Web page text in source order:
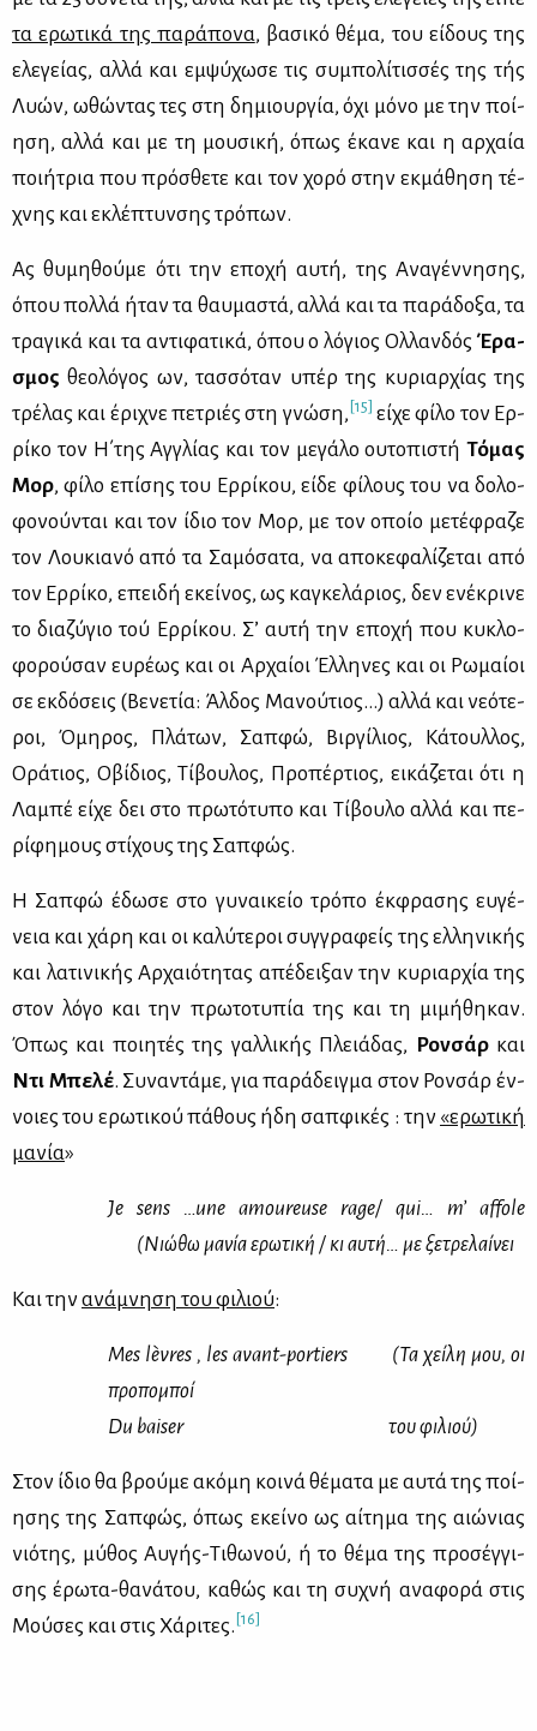
τα ερω­τι­κά της πα­ρά­πο­να, βα­σι­κό θέ­μα, του εί­δους της
ελε­γεί­ας, αλ­λά και εμ­ψύ­χω­σε τις συ­μπο­λί­τισ­σές της τής
Λυών, ωθώ­ντας τες στη δη­μιουρ­γία, όχι μό­νο με την ποί­
η­ση, αλ­λά και με τη μου­σι­κή, όπως έκα­νε και η αρ­χαία
ποι­ή­τρια που πρό­σθε­τε και τον χο­ρό στην εκ­μά­θη­ση τέ­
χνης και εκλέ­πτυν­σης τρό­πων.
Ας θυ­μη­θού­με ότι την επο­χή αυ­τή, της Ανα­γέν­νη­σης,
όπου πολ­λά ήταν τα θαυ­μα­στά, αλ­λά και τα πα­ρά­δο­ξα, τα
τρα­γι­κά και τα αντι­φα­τι­κά, όπου ο λό­γιος Ολ­λαν­δός Έρα­
σμος θε­ο­λό­γος ων, τασ­σό­ταν υπέρ της κυ­ριαρ­χί­ας της
τρέ­λας και έρι­χνε πε­τριές στη γνώ­ση, [15] εί­χε φί­λο τον Ερ­
ρί­κο τον Η΄της Αγ­γλί­ας και τον με­γά­λο ου­το­πι­στή Τό­μας
Μορ, φί­λο επί­σης του Ερ­ρί­κου, εί­δε φί­λους του να δο­λο­
φο­νού­νται και τον ίδιο τον Μορ, με τον οποίο με­τέ­φρα­ζε
τον Λου­κια­νό από τα Σα­μό­σα­τα, να απο­κε­φα­λί­ζε­ται από
τον Ερ­ρί­κο, επει­δή εκεί­νος, ως κα­γκε­λά­ριος, δεν ενέ­κρι­νε
το δια­ζύ­γιο τού Ερ­ρί­κου. Σ’ αυ­τή την επο­χή που κυ­κλο­
φο­ρού­σαν ευ­ρέ­ως και οι Αρ­χαί­οι Έλ­λη­νες και οι Ρω­μαί­οι
σε εκ­δό­σεις (Βε­νε­τία: Άλ­δος Μα­νού­τιος…) αλ­λά και νε­ό­τε­
ροι, Όμη­ρος, Πλά­των, Σαπ­φώ, Βιρ­γί­λιος, Κά­τουλ­λος,
Ορά­τιος, Οβί­διος, Τί­βου­λος, Προ­πέρ­τιος, ει­κά­ζε­ται ότι η
Λα­μπέ εί­χε δει στο πρω­τό­τυ­πο και Τί­βου­λο αλ­λά και πε­
ρί­φη­μους στί­χους της Σαπ­φώς.
Η Σαπ­φώ έδω­σε στο γυ­ναι­κείο τρό­πο έκ­φρα­σης ευ­γέ­
νεια και χά­ρη και οι κα­λύ­τε­ροι συγ­γρα­φείς της ελ­λη­νι­κής
και λα­τι­νι­κής Αρ­χαιό­τη­τας απέ­δει­ξαν την κυ­ριαρ­χία της
στον λό­γο και την πρω­το­τυ­πία της και τη μι­μή­θη­καν.
Όπως και ποι­η­τές της γαλ­λι­κής Πλειά­δας, Ρον­σάρκαι
Ντι Μπε­λέ. Συ­να­ντά­με, για πα­ρά­δειγ­μα στον Ρον­σάρ έν­
νοιες του ερω­τι­κού πά­θους ήδη σαπ­φι­κές : την «ερω­τι­κή
μα­νία»
Je sens …une amoureuse rage/ qui… m’ affole
(Νιώ­θω μα­νία ερω­τι­κή / κι αυ­τή… με ξε­τρε­λαί­νει
Και την ανά­μνη­ση του φι­λιού:
Mes lèvres , les avant-portiers (Τα χεί­λη μου, οι
προ­πο­μποί
Du baiser τουφι­λιού)
Στον ίδιο θα βρού­με ακό­μη κοι­νά θέ­μα­τα με αυ­τά της ποί­
η­σης της Σαπ­φώς, όπως εκεί­νο ως αί­τη­μα της αιώ­νιας
νιό­της, μύ­θος Αυ­γής-Τι­θω­νού, ή το θέ­μα της προ­σέγ­γι­
σης έρω­τα-θα­νά­του, κα­θώς και τη συ­χνή ανα­φο­ρά στις
Μού­σες και στις Χά­ρι­τες. [16]